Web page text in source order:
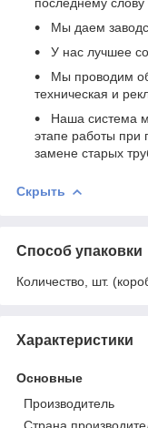
Мы даем
У нас лучшее
Мы проводим
техническая и
Наша система
этапе работы при
замене старых
Скрыть
Способ упаковки
Количество, шт.
Характеристики
Основные
Производитель
Страна